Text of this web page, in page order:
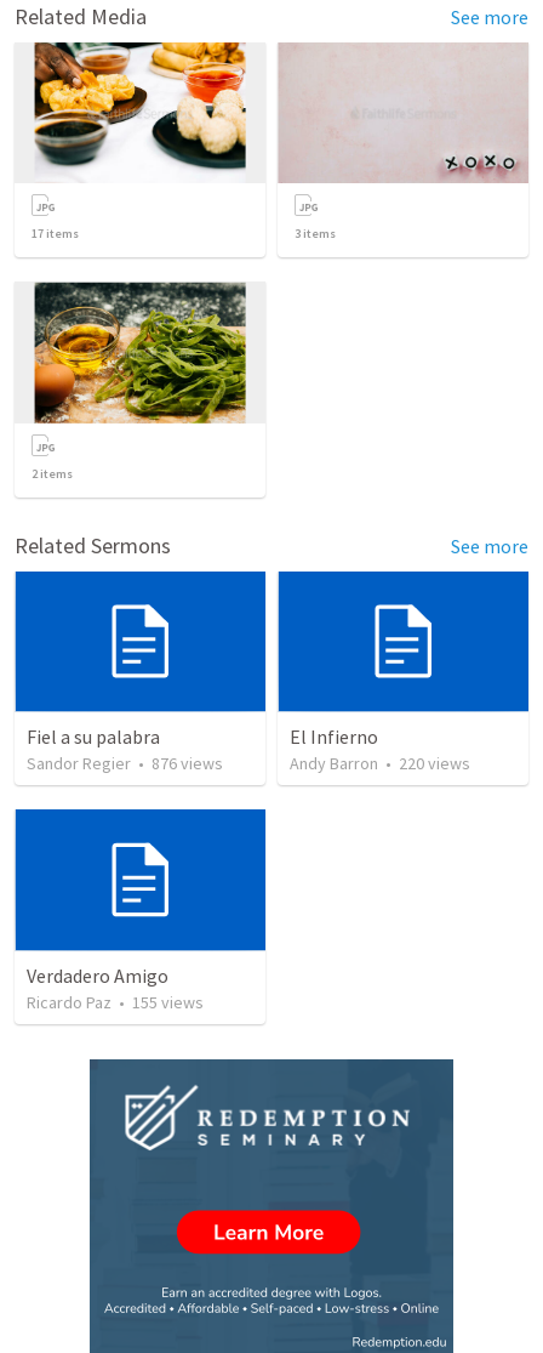
Related Media See more
17 items 3 items
2items
Related Sermons See more
Fiel a su palabra
Sandor Regier • 876views
El Infierno
Andy Barron • 220views
Verdadero Amigo
Ricardo Paz • 155 views